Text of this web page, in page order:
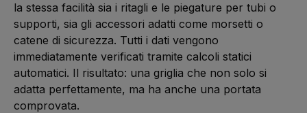
la stessa facilità sia i ritagli e le piegature per tubi o
supporti, sia gli accessori adatti come morsetti o
catene di sicurezza. Tutti i dati vengono
immediatamente verificati tramite calcoli statici
automatici. Il risultato: una griglia che non solo si
adatta perfettamente, ma ha anche una portata
comprovata.